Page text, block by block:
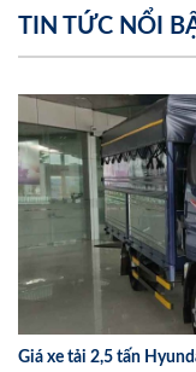
TIN TỨC NỔI
Giá xe tải 2,5 tấn